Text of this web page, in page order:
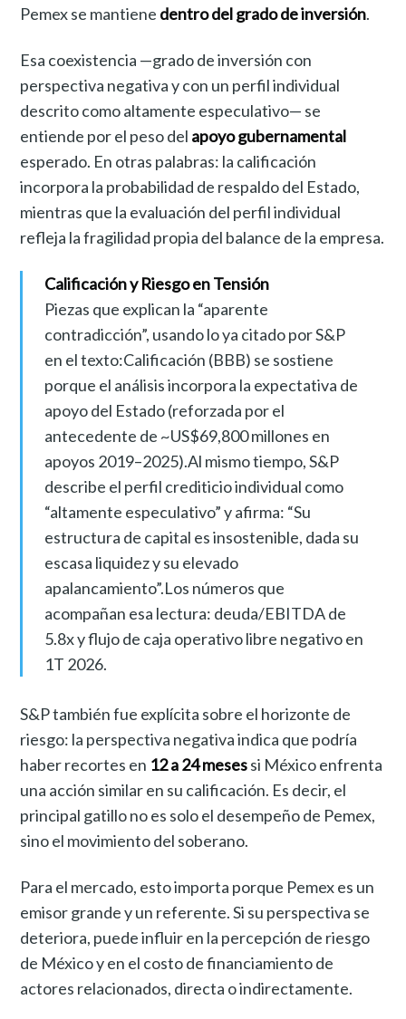
Pemex se mantiene dentro del grado de inversión.
Esa coexistencia —grado de inversión con
perspectiva negativa y con un perfil individual
descrito como altamente especulativo— se
entiende por el peso del apoyo gubernamental
esperado. En otras palabras: la calificación
incorpora la probabilidad de respaldo del Estado,
mientras que la evaluación del perfil individual
refleja la fragilidad propia del balance de la empresa.
Calificación y Riesgo en Tensión
Piezas que explican la “aparente
contradicción”, usando lo ya citado por S&P
en el texto:Calificación (BBB) se sostiene
porque el análisis incorpora la expectativa de
apoyo del Estado (reforzada por el
antecedente de ~US$69,800 millones en
apoyos 2019–2025).Al mismo tiempo, S&P
describe el perfil crediticio individual como
“altamente especulativo” y afirma: “Su
estructura de capital es insostenible, dada su
escasa liquidez y su elevado
apalancamiento”.Los números que
acompañan esa lectura: deuda/EBITDA de
5.8x y flujo de caja operativo libre negativo en
1T 2026.
S&P también fue explícita sobre el horizonte de
riesgo: la perspectiva negativa indica que podría
haber recortes en 12 a 24 mesessi México enfrenta
una acción similar en su calificación. Es decir, el
principal gatillo no es solo el desempeño de Pemex,
sino el movimiento del soberano.
Para el mercado, esto importa porque Pemex es un
emisor grande y un referente. Si su perspectiva se
deteriora, puede influir en la percepción de riesgo
de México y en el costo de financiamiento de
actores relacionados, directa o indirectamente.